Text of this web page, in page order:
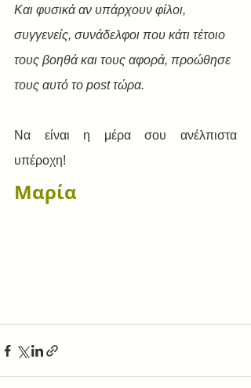
Και φυσικά αν υπάρχουν φίλοι,
συγγενείς, συνάδελφοι που κάτι τέτοιο
τους βοηθά και τους αφορά, προώθησε
τους αυτό το post τώρα.
Να είναι η μέρα σου ανέλπιστα
υπέροχη!
Μαρία